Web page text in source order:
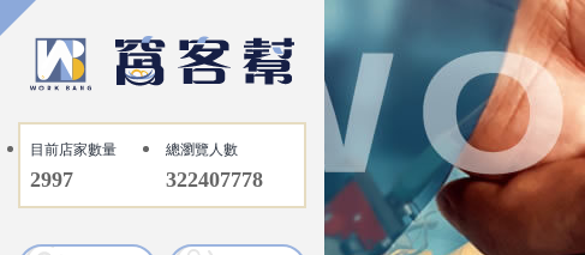
目前店家數量
2997
總瀏覽人數
322407778